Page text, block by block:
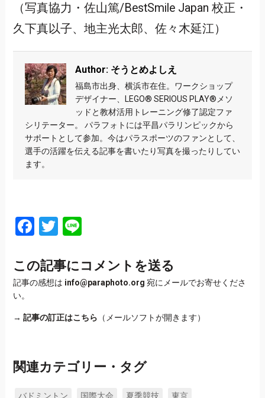
（写真協力・佐山篤/BestSmile Japan 校正・
久下真以子、地主光太郎、佐々木延江）
Author: そうとめよしえ
福島市出身、横浜市在住。ワークショップ
デザイナー、LEGO®︎ SERIOUS PLAY®︎メソ
ッドと教材活用トレーニング修了認定ファ
シリテーター。 パラフォトには平昌パラリンピックから
サポートとして参加。今はパラスポーツのファンとして、
選手の活躍を伝える記事を書いたり写真を撮ったりしてい
ます。
Facebook
Twitter
Line
この記事にコメントを送る
記事の感想は info@paraphoto.org 宛にメールでお寄せくださ
い。
→ 記事の訂正はこちら （メールソフトが開きます）
関連カテゴリー・タグ
バドミントン 国際大会 夏季競技
東京